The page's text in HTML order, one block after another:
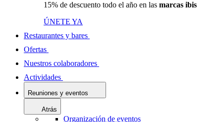
15% de descuento todo el año en las marcas ibis
ÚNETE YA
Restaurantes y bares
Ofertas
Nuestros colaboradores
Actividades
Reuniones y eventos
Atrás
Organización de eventos